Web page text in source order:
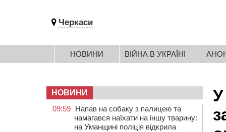
Черкаси
НОВИНИ ВІЙНА В УКРАЇНІ
У
НОВИНИ
09:59 Напав на собаку з палицею та
намагався наїхати на іншу тварину:
на Уманщині поліція відкрила